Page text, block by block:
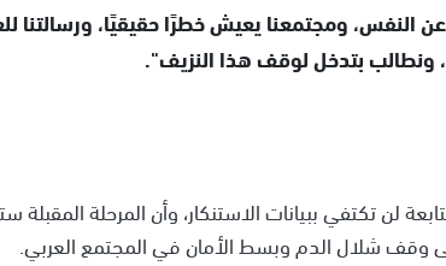
ومجتمعنا يعيش خطرًا حقيقيًا، ورسالتنا
بتدخل لوقف هذا النزيف".
لن تكتفي ببيانات الاستنكار، وأن المرحلة
وقف شلال الدم وبسط الأمان في المجتمع العربي.